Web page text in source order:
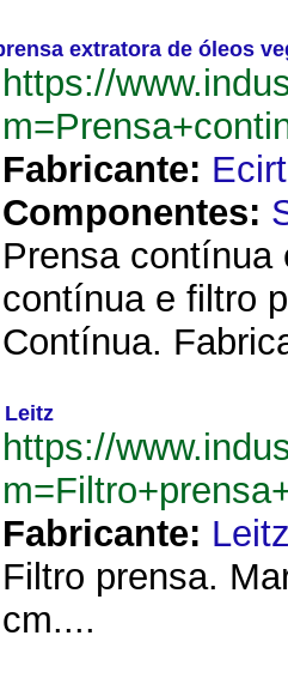
extratora de óleos
https://
Fabricante:
Componentes:
Prensa contínua
contínua e filtro
Contínua.
Leitz
https://
Fabricante:
Filtro prensa.
cm....